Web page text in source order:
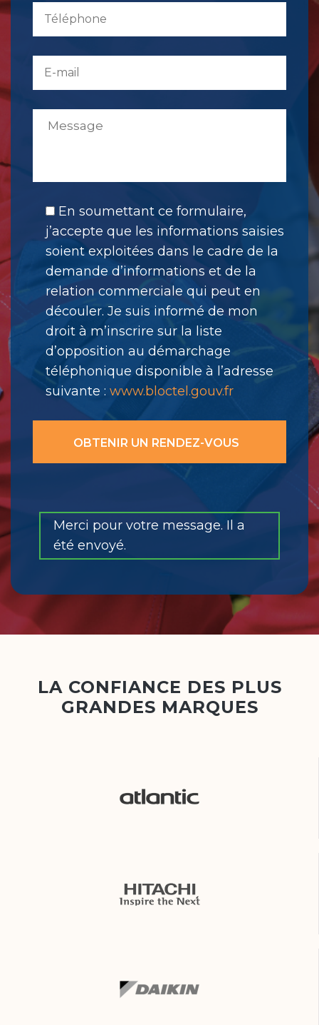
En soumettant ce formulaire,
j’accepte que les informations saisies
soient exploitées dans le cadre de la
demande d’informations et de la
relation commerciale qui peut en
découler. Je suis informé de mon
droit à m’inscrire sur la liste
d’opposition au démarchage
téléphonique disponible à l’adresse
suivante : www.bloctel.gouv.fr
Merci pour votre message. Il a
été envoyé.
LA CONFIANCE DES PLUS
GRANDES MARQUES